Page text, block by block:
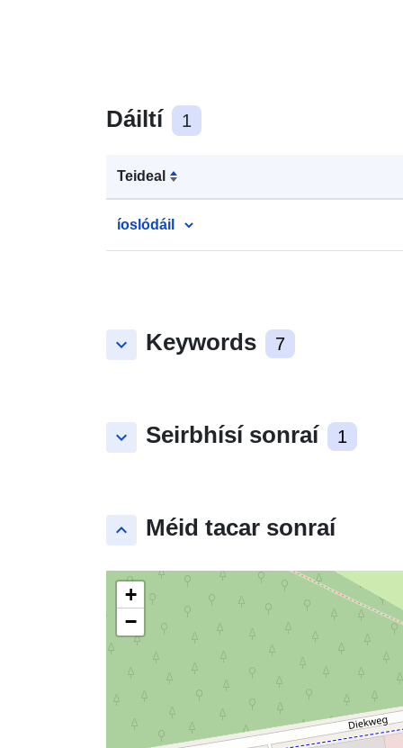
Dáiltí 1
Teideal
íoslódáil
keyboard_arrow_down Keywords 7
keyboard_arrow_down Seirbhísí sonraí 1
keyboard_arrow_up Méid tacar sonraí
+
−